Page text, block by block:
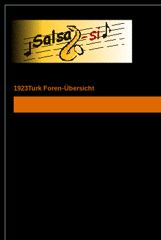
1923Turk Foren-Übersicht